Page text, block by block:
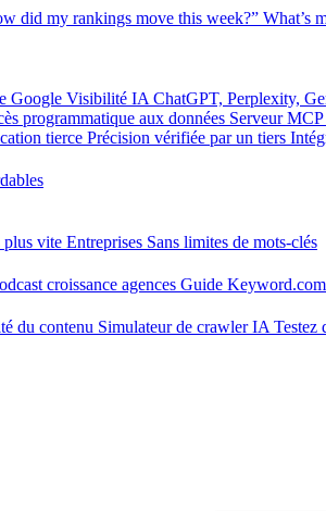
did my rankings move this week?” What’s
Google Visibilité IA ChatGPT, Perplexity,
programmatique aux données Serveur MCP
tierce Précision vérifiée par un tiers
plus vite Entreprises Sans limites de mots-clés
croissance agences Guide Keyword.com
du contenu Simulateur de crawler IA Testez